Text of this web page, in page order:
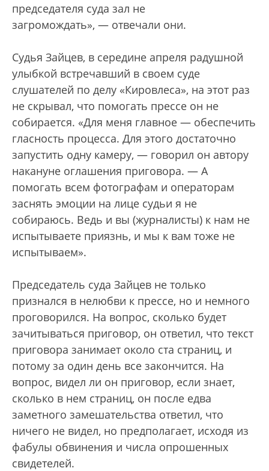
председателя суда зал не
загромождать», — отвечали они.
Судья Зайцев, в середине апреля радушной
улыбкой встречавший в своем суде
слушателей по делу «Кировлеса», на этот раз
не скрывал, что помогать прессе он не
собирается. «Для меня главное — обеспечить
гласность процесса. Для этого достаточно
запустить одну камеру, — говорил он автору
накануне оглашения приговора. — А
помогать всем фотографам и операторам
заснять эмоции на лице судьи я не
собираюсь. Ведь и вы (журналисты) к нам не
испытываете приязнь, и мы к вам тоже не
испытываем».
Председатель суда Зайцев не только
признался в нелюбви к прессе, но и немного
проговорился. На вопрос, сколько будет
зачитываться приговор, он ответил, что текст
приговора занимает около ста страниц, и
потому за один день все закончится. На
вопрос, видел ли он приговор, если знает,
сколько в нем страниц, он после едва
заметного замешательства ответил, что
ничего не видел, но предполагает, исходя из
фабулы обвинения и числа опрошенных
свидетелей.